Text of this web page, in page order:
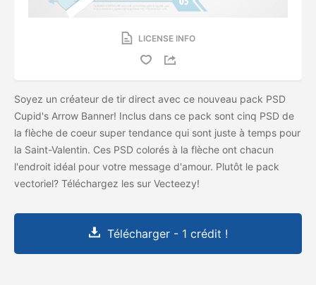
LICENSE INFO
Soyez un créateur de tir direct avec ce nouveau pack PSD
Cupid's Arrow Banner! Inclus dans ce pack sont cinq PSD de
la flèche de coeur super tendance qui sont juste à temps pour
la Saint-Valentin. Ces PSD colorés à la flèche ont chacun
l'endroit idéal pour votre message d'amour. Plutôt le pack
vectoriel? Téléchargez les sur Vecteezy!
Télécharger - 1 crédit !